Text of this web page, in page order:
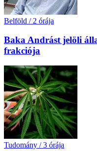
Belföld / 2 órája
Baka Andrást jelöli
frakciója
Tudomány / 3 órája